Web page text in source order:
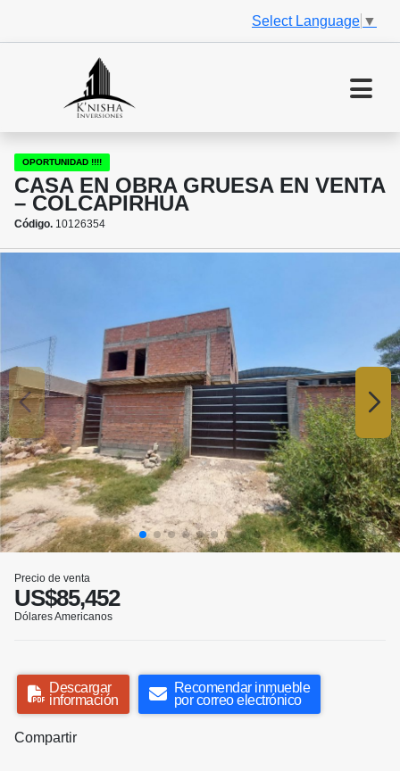
Select Language ▼
OPORTUNIDAD !!!!
CASA EN OBRA GRUESA EN VENTA
– COLCAPIRHUA
Código. 10126354
Precio de venta
US$85,452
Dólares Americanos
Descargar
información
Recomendar inmueble
por correo electrónico
Compartir